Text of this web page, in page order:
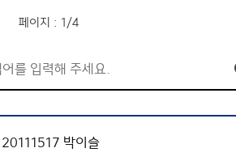
염철 교수님
고민희 교수님
페이지 : 1/4
박이슬